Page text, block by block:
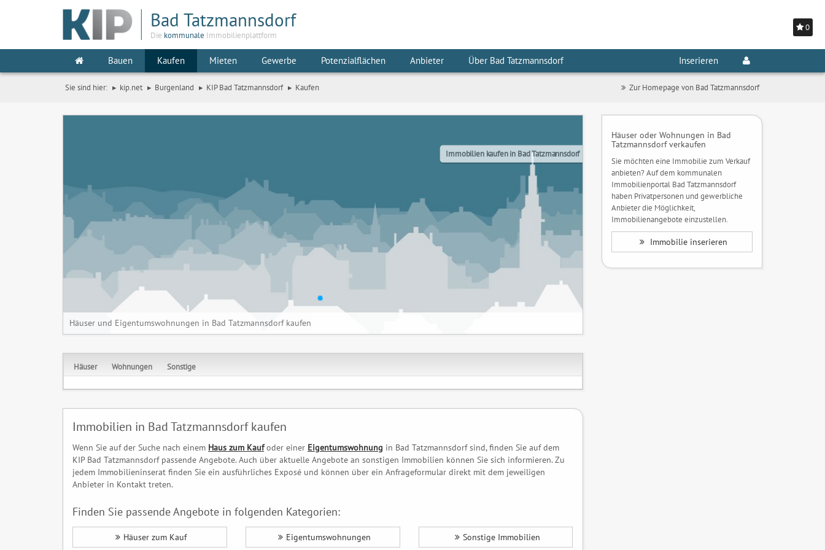
0
Bad Tatzmannsdorf
Die kommunale Immobilienplattform
Bauen Kaufen Mieten Gewerbe Potenzialflächen Anbieter Über Bad Tatzmannsdorf Inserieren
Sie sind hier: kip.net Burgenland KIP Bad Tatzmannsdorf Kaufen Zur Homepage von Bad Tatzmannsdorf
Immobilien kaufen in Bad Tatzmannsdorf
Häuser und Eigentumswohnungen in Bad Tatzmannsdorf kaufen
Häuser Wohnungen Sonstige
Immobilien in Bad Tatzmannsdorf kaufen
Wenn Sie auf der Suche nach einem Haus zum Kaufoder einer Eigentumswohnung in Bad Tatzmannsdorf sind, finden Sie auf dem
KIP Bad Tatzmannsdorf passende Angebote. Auch über aktuelle Angebote an sonstigen Immobilien können Sie sich informieren. Zu
jedem Immobilieninserat finden Sie ein ausführliches Exposé und können über ein Anfrageformular direkt mit dem jeweiligen
Anbieter in Kontakt treten.
Finden Sie passende Angebote in folgenden Kategorien:
Häuser zum Kauf Eigentumswohnungen Sonstige Immobilien
Häuser oder Wohnungen in Bad
Tatzmannsdorf verkaufen
Sie möchten eine Immobilie zum Verkauf
anbieten? Auf dem kommunalen
Immobilienportal Bad Tatzmannsdorf
haben Privatpersonen und gewerbliche
Anbieter die Möglichkeit,
Immobilienangebote einzustellen.
Immobilie inserieren